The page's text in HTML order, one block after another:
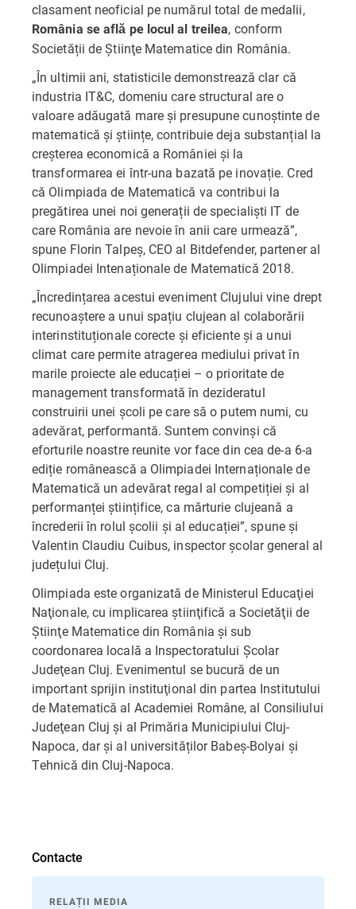
clasament neoficial pe numărul total de medalii,
România se află pe locul al treilea, conform
Societății de Ştiinţe Matematice din România.
„În ultimii ani, statisticile demonstrează clar că
industria IT&C, domeniu care structural are o
valoare adăugată mare și presupune cunoștinte de
matematică și științe, contribuie deja substanțial la
creșterea economică a României și la
transformarea ei într-una bazată pe inovație. Cred
că Olimpiada de Matematică va contribui la
pregătirea unei noi generații de specialiști IT de
care România are nevoie în anii care urmează”,
spune Florin Talpeș, CEO al Bitdefender, partener al
Olimpiadei Intenaționale de Matematică 2018.
„Încredințarea acestui eveniment Clujului vine drept
recunoaștere a unui spațiu clujean al colaborării
interinstituționale corecte și eficiente și a unui
climat care permite atragerea mediului privat în
marile proiecte ale educației – o prioritate de
management transformată în dezideratul
construirii unei școli pe care să o putem numi, cu
adevărat, performantă. Suntem convinși că
eforturile noastre reunite vor face din cea de-a 6-a
ediție românească a Olimpiadei Internaționale de
Matematică un adevărat regal al competiției și al
performanței științifice, ca mărturie clujeană a
încrederii în rolul școlii și al educației”, spune și
Valentin Claudiu Cuibus, inspector şcolar general al
județului Cluj.
Olimpiada este organizată de Ministerul Educaţiei
Naţionale, cu implicarea ştiinţifică a Societăţii de
Ştiinţe Matematice din România şi sub
coordonarea locală a Inspectoratului Şcolar
Judeţean Cluj. Evenimentul se bucură de un
important sprijin instituţional din partea Institutului
de Matematică al Academiei Române, al Consiliului
Judeţean Cluj şi al Primăria Municipiului Cluj-
Napoca, dar și al universităților Babeş-Bolyai şi
Tehnică din Cluj-Napoca.
Contacte
RELAȚII MEDIA